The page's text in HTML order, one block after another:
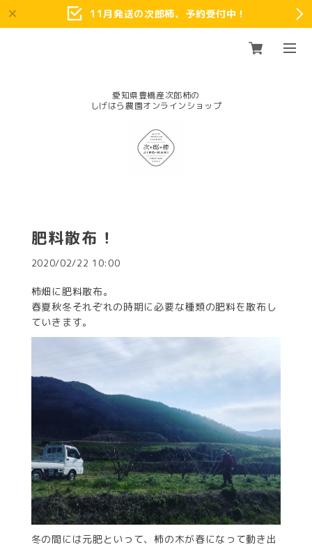
11月発送の次郎柿、予約受付中！
愛知県豊橋産次郎柿の
肥料散布！
2020/02/22 10:00
柿畑に肥料散布。
春夏秋冬それぞれの時期に必要な種類の肥料を散布し
ていきます。
冬の間には元肥といって、柿の木が春になって動き出